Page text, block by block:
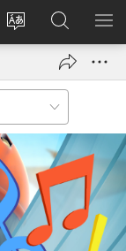
Pakeisti
svetainės
Prisijungti
(atsiveria Paieška
svetainėje
JW.ORG